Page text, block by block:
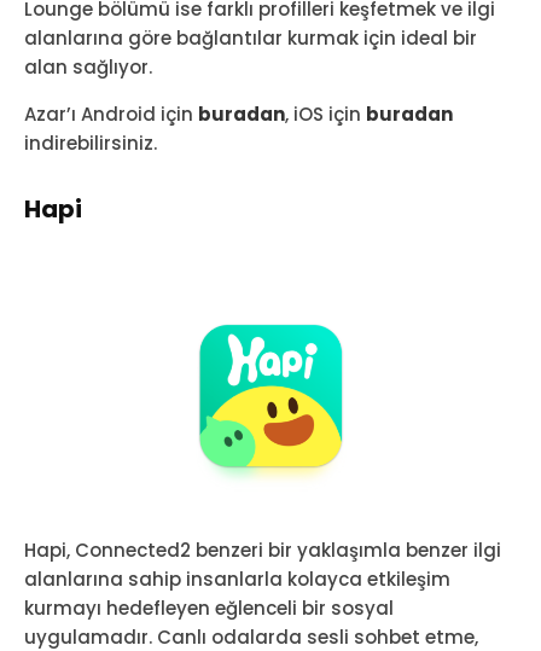
Lounge bölümü ise farklı profilleri keşfetmek ve ilgi
alanlarına göre bağlantılar kurmak için ideal bir
alan sağlıyor.
Azar’ı Android için buradan, iOS için buradan
indirebilirsiniz.
Hapi
Hapi, Connected2 benzeri bir yaklaşımla benzer ilgi
alanlarına sahip insanlarla kolayca etkileşim
kurmayı hedefleyen eğlenceli bir sosyal
uygulamadır. Canlı odalarda sesli sohbet etme,